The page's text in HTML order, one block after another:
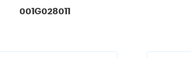
001G028011